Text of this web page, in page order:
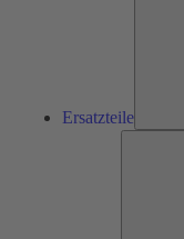
Ersatzteile